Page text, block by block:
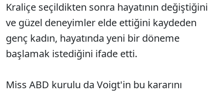
Kraliçe seçildikten sonra hayatının değiştiğini
ve güzel deneyimler elde ettiğini kaydeden
genç kadın, hayatında yeni bir döneme
başlamak istediğini ifade etti.
Miss ABD kurulu da Voigt'in bu kararını